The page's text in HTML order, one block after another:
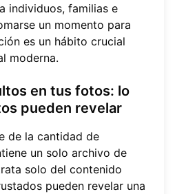
individuos, familias e
un momento para
es un hábito crucial
moderna.
en tus fotos: lo
pueden revelar
de la cantidad de
un solo archivo de
solo del contenido
pueden revelar una